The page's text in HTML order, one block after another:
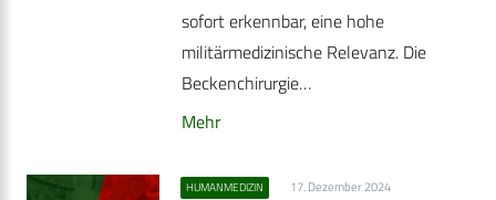
sofort erkennbar, eine hohe
militärmedizinische Relevanz. Die
Beckenchirurgie…
Mehr
HUMANMEDIZIN 17. Dezember 2024